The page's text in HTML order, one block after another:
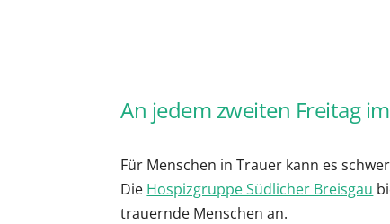
An jedem zweiten Freitag
Für Menschen in Trauer kann es
Die Hospizgruppe Südlicher Breisgau
trauernde Menschen an.